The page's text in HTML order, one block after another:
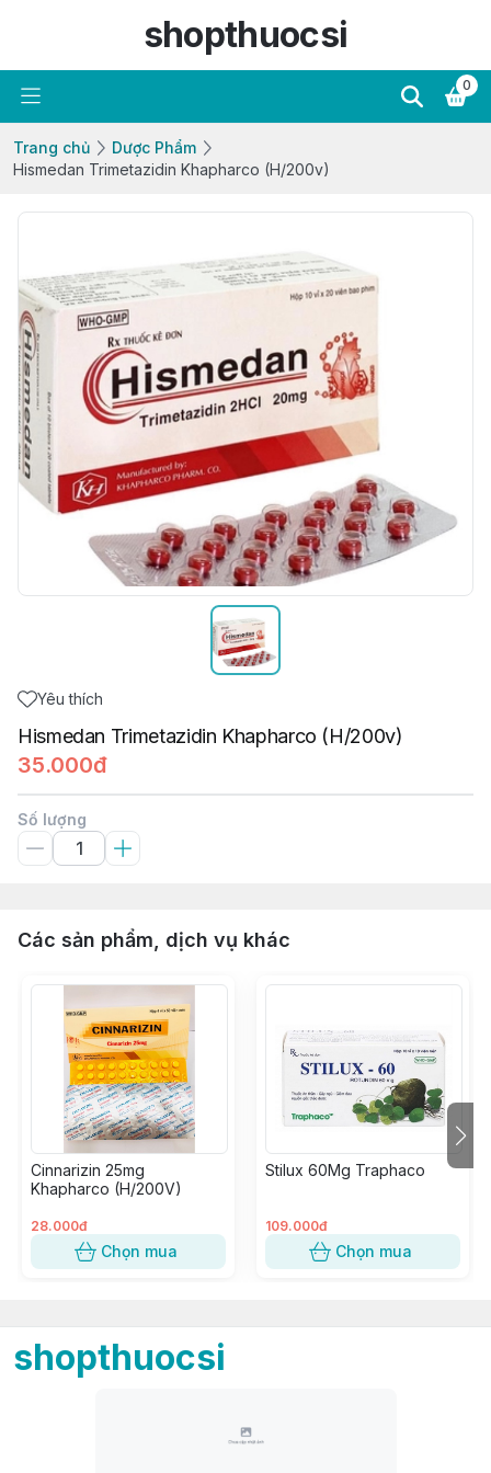
shopthuocsi
0
Trang chủ
Dược Phẩm
Hismedan Trimetazidin Khapharco (H/200v)
Yêu thích
Hismedan Trimetazidin Khapharco (H/200v)
35.000đ
Số lượng
Các sản phẩm, dịch vụ khác
Cinnarizin 25mg
Khapharco (H/200V)
28.000đ
Chọn mua
Stilux 60Mg Traphaco
109.000đ
Chọn mua
shopthuocsi